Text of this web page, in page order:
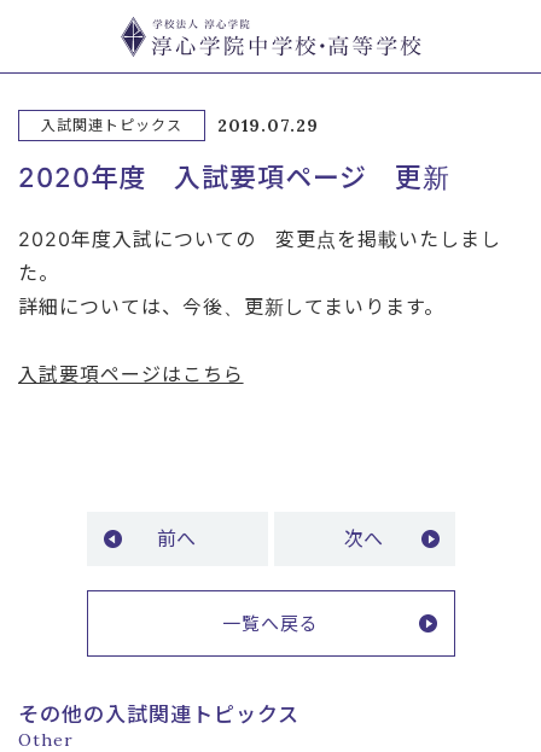
入試関連トピックス 2019.07.29
2020年度 入試要項ページ 更新
2020年度入試についての 変更点を掲載いたしまし
た。
詳細については、今後、更新してまいります。
入試要項ページはこちら
一覧へ戻る
その他の入試関連トピックス
Other